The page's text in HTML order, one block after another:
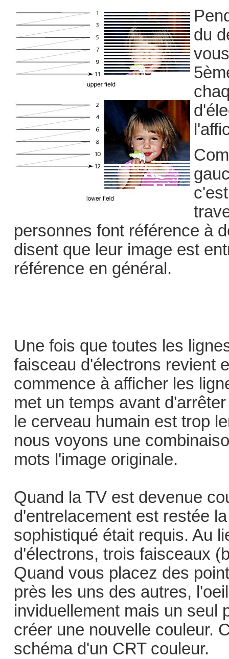
du
personnes font référence à
disent que leur image est
référence en général.
Une fois que toutes les
faisceau d'électrons revient
commence à afficher les
met un temps avant
le cerveau humain est trop
nous voyons une
mots l'image originale.
Quand la TV est devenue
d'entrelacement est restée
sophistiqué était requis. Au
d'électrons, trois faisceaux
Quand vous placez des
près les uns des autres,
inviduellement mais un seul
créer une nouvelle couleur.
schéma d'un CRT couleur.